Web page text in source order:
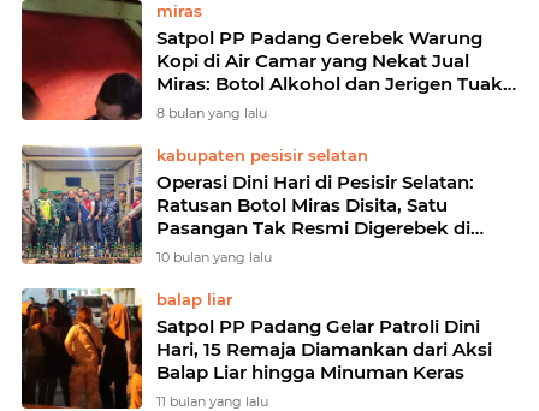
miras
Satpol PP Padang Gerebek Warung
Kopi di Air Camar yang Nekat Jual
Miras: Botol Alkohol dan Jerigen Tuak
Diamankan
8 bulan yang lalu
kabupaten pesisir selatan
Operasi Dini Hari di Pesisir Selatan:
Ratusan Botol Miras Disita, Satu
Pasangan Tak Resmi Digerebek di
Hotel
10 bulan yang lalu
balap liar
Satpol PP Padang Gelar Patroli Dini
Hari, 15 Remaja Diamankan dari Aksi
Balap Liar hingga Minuman Keras
11 bulan yang lalu